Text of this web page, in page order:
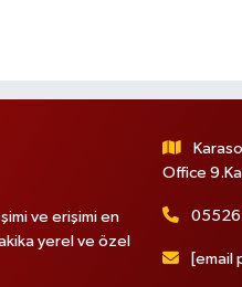
ve erişimi en
yerel ve özel
Office
[email